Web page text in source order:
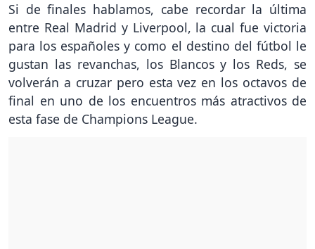
Si de finales hablamos, cabe recordar la última
entre Real Madrid y Liverpool, la cual fue victoria
para los españoles y como el destino del fútbol le
gustan las revanchas, los Blancos y los Reds, se
volverán a cruzar pero esta vez en los octavos de
final en uno de los encuentros más atractivos de
esta fase de Champions League.